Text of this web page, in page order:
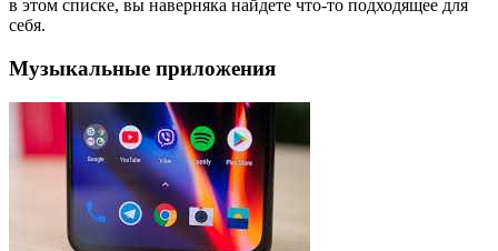
в этом списке, вы наверняка найдете что-то подходящее для
себя.
Музыкальные приложения